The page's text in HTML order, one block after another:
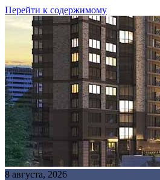
Перейти к содержимому
8 августа, 2026